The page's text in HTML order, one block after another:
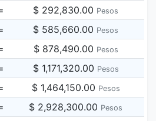
$ 292,830.00 Pesos
$ 585,660.00 Pesos
$ 878,490.00 Pesos
$ 1,171,320.00 Pesos
$ 1,464,150.00 Pesos
$ 2,928,300.00 Pesos